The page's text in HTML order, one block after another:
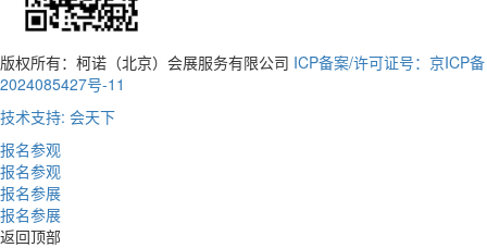
版权所有：柯诺（北京）会展服务有限公司 ICP备案/许可证号：京ICP备
2024085427号-11
技术支持: 会天下
报名参观
报名参观
报名参展
报名参展
返回顶部